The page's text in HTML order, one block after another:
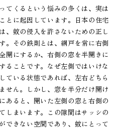
てくるという悩みの多くは、実は
とに起因しています。日本の住宅
、蚊の侵入を許さないための正し
。その鉄則とは、網戸を常に右側
開にするか、右側の窓を半開きに
ることです。なぜ左側ではいけな
ている状態であれば、左右どちら
せん。しかし、窓を半分だけ開け
あると、開いた左側の窓と右側の
しまいます。この隙間はサッシの
できない空間であり、蚊にとって